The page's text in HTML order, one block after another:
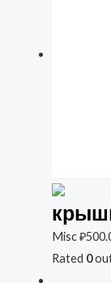
Misc₽
Rated 0